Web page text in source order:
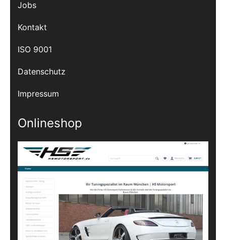
Jobs
Kontakt
ISO 9001
Datenschutz
Impressum
Onlineshop